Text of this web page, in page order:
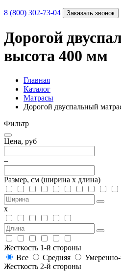
8 (800) 302-73-04 Заказать звонок
Дорогой
высота 400 мм
Главная
Каталог
Матрасы
Дорогой двуспальный
Фильтр
Цена, руб
–
Размер, см (ширина х длина)
х
Жесткость 1-й стороны
Все
Средняя
Умеренно-
Жесткость 2-й стороны